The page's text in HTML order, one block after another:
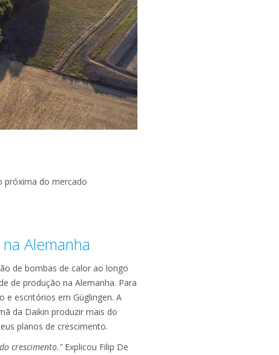
próxima do mercado
Alemanha
de bombas de calor ao longo
de produção na Alemanha. Para
e escritórios em Güglingen. A
da Daikin produzir mais do
planos de crescimento.
crescimento."Explicou Filip De